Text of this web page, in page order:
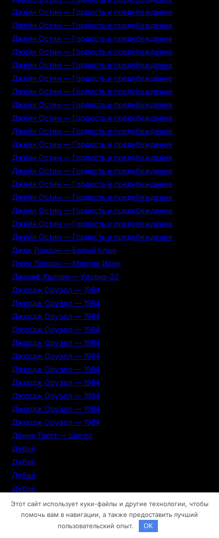
Джейн Остин — Гордость и предубеждение
Джейн Остин — Гордость и предубеждение
Джейн Остин — Гордость и предубеждение
Джейн Остин — Гордость и предубеждение
Джейн Остин — Гордость и предубеждение
Джейн Остин — Гордость и предубеждение
Джейн Остин — Гордость и предубеждение
Джейн Остин — Гордость и предубеждение
Джейн Остин — Гордость и предубеждение
Джейн Остин — Гордость и предубеждение
Джейн Остин — Гордость и предубеждение
Джейн Остин — Гордость и предубеждение
Джейн Остин — Гордость и предубеждение
Джейн Остин — Гордость и предубеждение
Джейн Остин — Гордость и предубеждение
Джейн Остин — Гордость и предубеждение
Джейн Остин — Гордость и предубеждение
Джейн Остин — Гордость и предубеждение
Джек Лондон — Белый Клык
Джек Лондон — Мартин Иден
Джозеф Хеллер — Уловка-22
Джордж Оруэлл — 1984
Джордж Оруэлл — 1984
Джордж Оруэлл — 1984
Джордж Оруэлл — 1984
Джордж Оруэлл — 1984
Джордж Оруэлл — 1984
Джордж Оруэлл — 1984
Джордж Оруэлл — 1984
Джордж Оруэлл — 1984
Джордж Оруэлл — 1984
Джордж Оруэлл — 1984
Донна Тартт — Щегол
Дубай
Дубай
Дубай
Дубай
Дубай
Дубай
Этот сайт использует куки-файлы и другие технологии, чтобы
помочь вам в навигации, а также предоставить лучший
пользовательский опыт.
OK